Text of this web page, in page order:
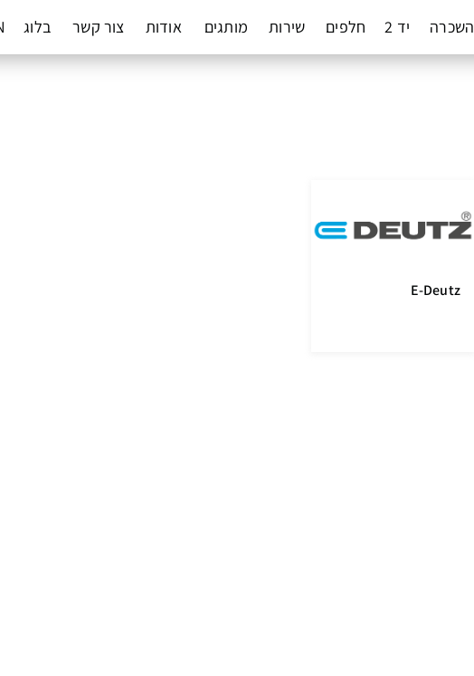
השכרה יד 2 חלפים שירות מותגים אודות צור קשר בלוג
E-Deutz